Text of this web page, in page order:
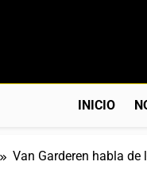
INICIO
Van Garderen habla